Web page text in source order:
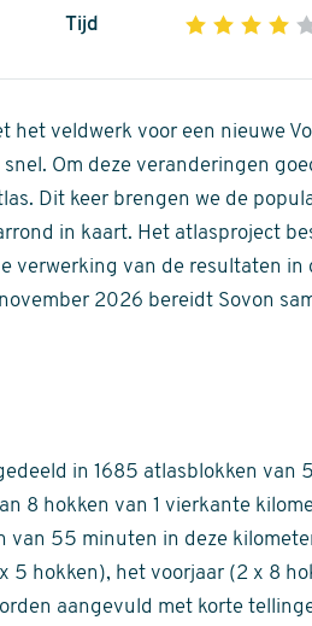
Tijd 1 2 3 4
of
5
stars
het veldwerk voor een nieuwe
Om deze veranderingen
Dit keer brengen we de
in kaart. Het atlasproject
verwerking van de resultaten in
2026 bereidt Sovon
in 1685 atlasblokken van
8 hokken van 1 vierkante
55 minuten in deze
5 hokken), het voorjaar (2 x 8
aangevuld met korte